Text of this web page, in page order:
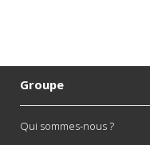
Groupe
Qui sommes-nous ?